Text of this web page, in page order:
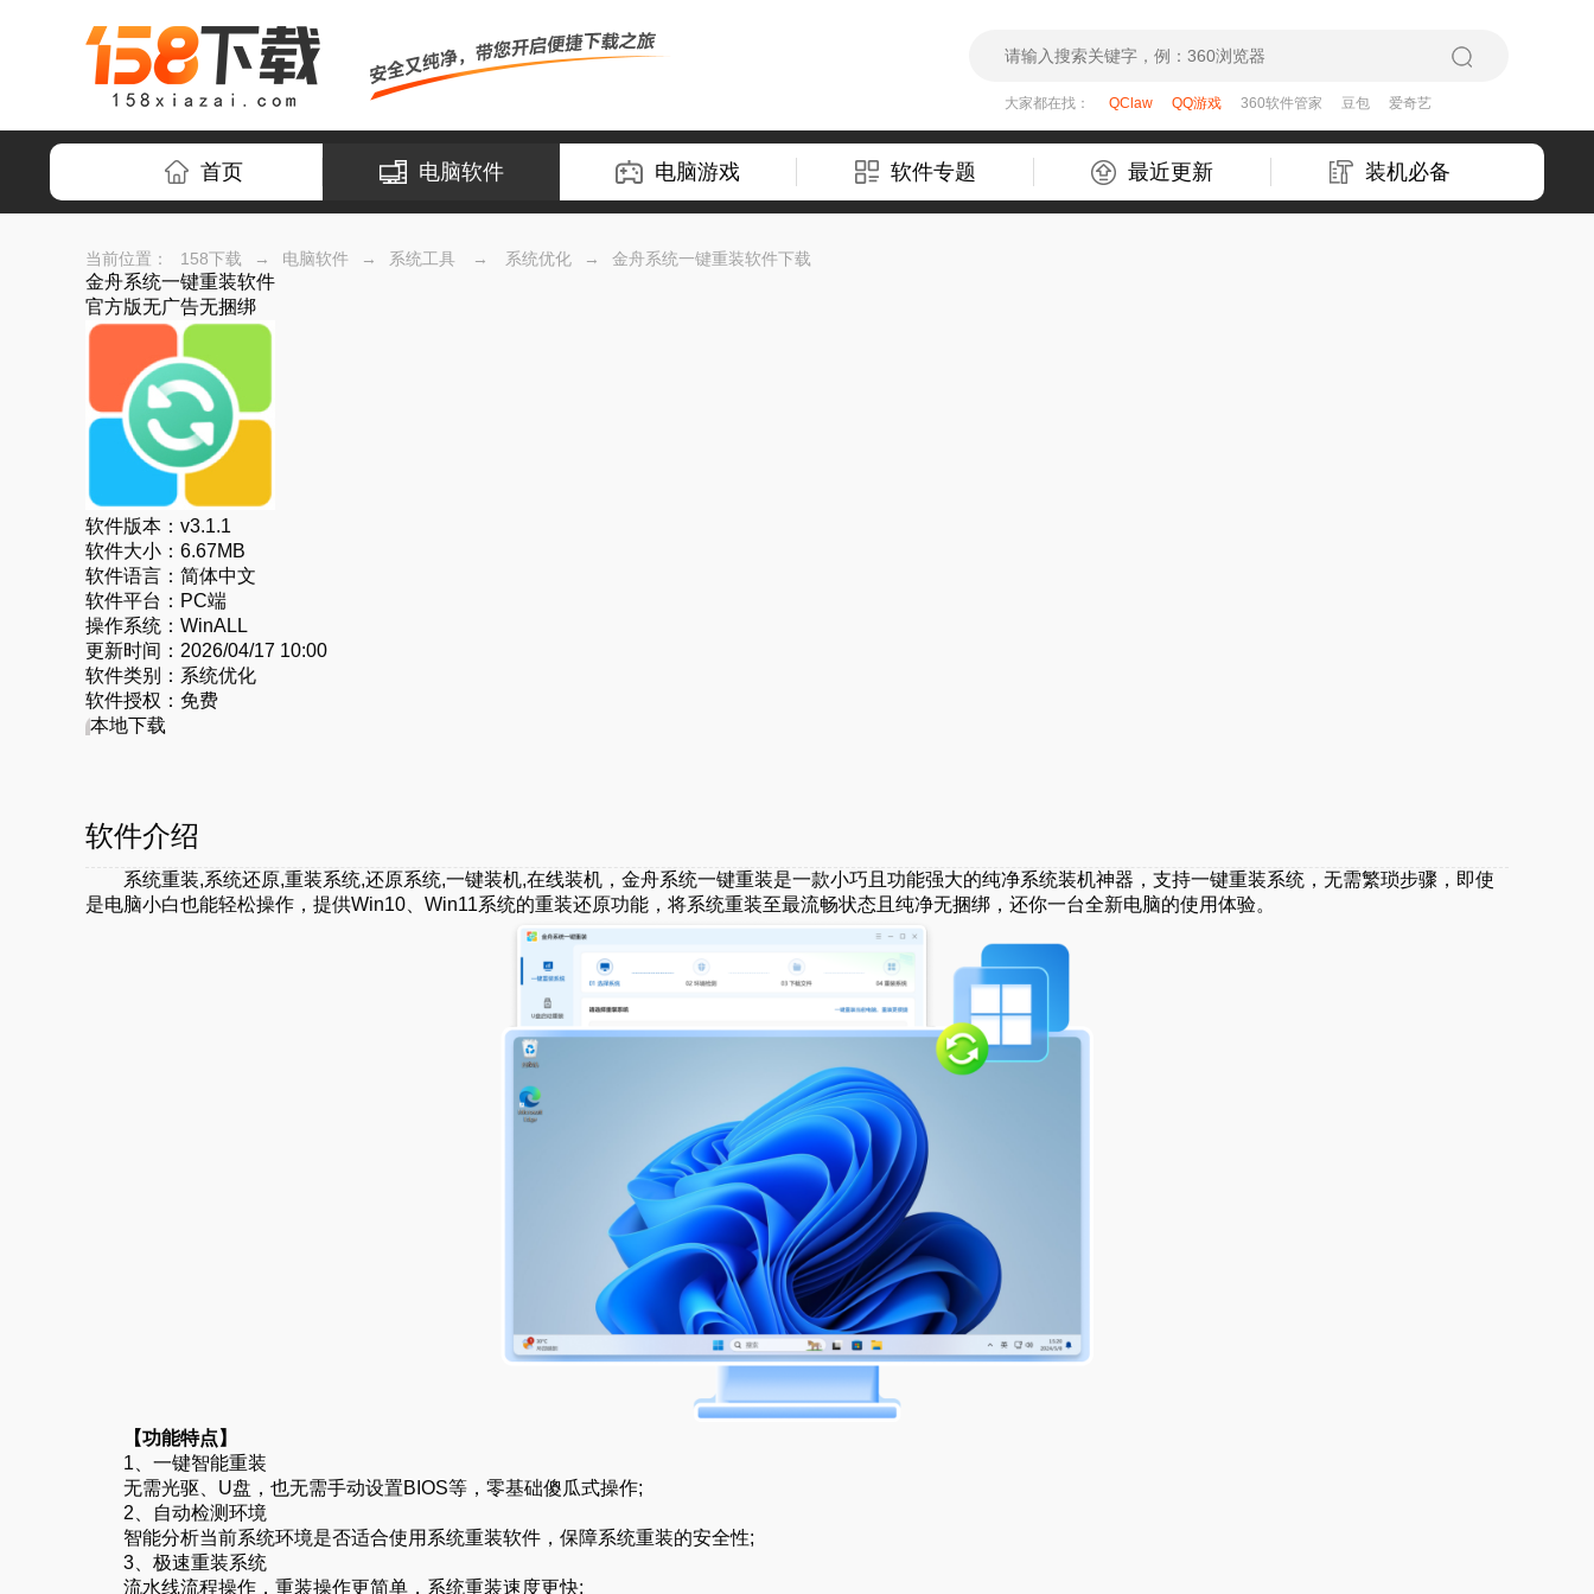
大家都在找： QClaw QQ游戏 360软件管家 豆包 爱奇艺
首页 电脑软件 电脑游戏 软件专题 最近更新 装机必备
当前位置： 158下载 → 电脑软件 → 系统工具 → 系统优化 → 金舟系统一键重装软件下载
金舟系统一键重装软件
官方版无广告无捆绑
软件版本： v3.1.1
软件大小： 6.67MB
软件语言： 简体中文
软件平台： PC端
操作系统： WinALL
更新时间： 2026/04/17 10:00
软件类别： 系统优化
软件授权： 免费
本地下载
软件介绍
系统重装,系统还原,重装系统,还原系统,一键装机,在线装机，金舟系统一键重装是一款小巧且功能强大的纯净系统装机神器，支持一键重装系统，无需繁琐步骤，即使
是电脑小白也能轻松操作，提供Win10、Win11系统的重装还原功能，将系统重装至最流畅状态且纯净无捆绑，还你一台全新电脑的使用体验。
【功能特点】
1、一键智能重装
无需光驱、U盘，也无需手动设置BIOS等，零基础傻瓜式操作;
2、自动检测环境
智能分析当前系统环境是否适合使用 系统重装软件 ，保障系统重装的安全性;
3、极速重装系统
流水线流程操作，重装操作更简单，系统重装速度更快;